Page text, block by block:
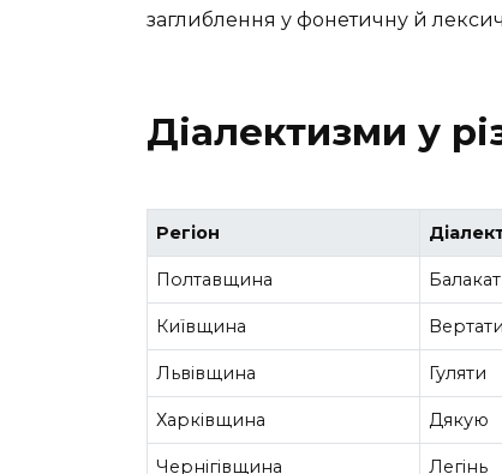
заглиблення у фонетичну й
Діалектизми у
Регіон
Полтавщина
Київщина Вертати
Львівщина Гуляти
Харківщина Дякую
Чернігівщина Легінь